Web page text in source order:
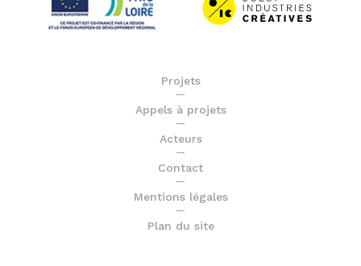
Projets
Appels à projets
Acteurs
Contact
Mentions légales
Plan du site